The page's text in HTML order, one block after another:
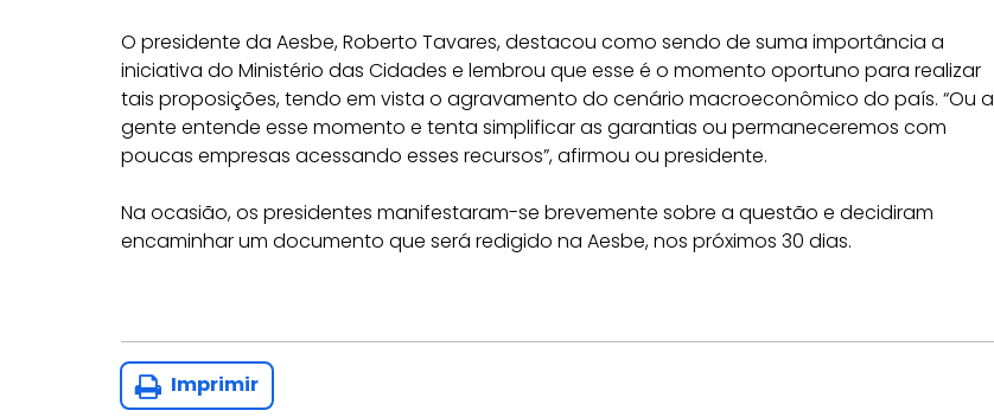
O presidente da Aesbe, Roberto Tavares, destacou como sendo de suma importância a
iniciativa do Ministério das Cidades e lembrou que esse é o momento oportuno para realizar
tais proposições, tendo em vista o agravamento do cenário macroeconômico do país. “Ou a
gente entende esse momento e tenta simplificar as garantias ou permaneceremos com
poucas empresas acessando esses recursos”, afirmou ou presidente.
Na ocasião, os presidentes manifestaram-se brevemente sobre a questão e decidiram
encaminhar um documento que será redigido na Aesbe, nos próximos 30 dias.
Imprimir